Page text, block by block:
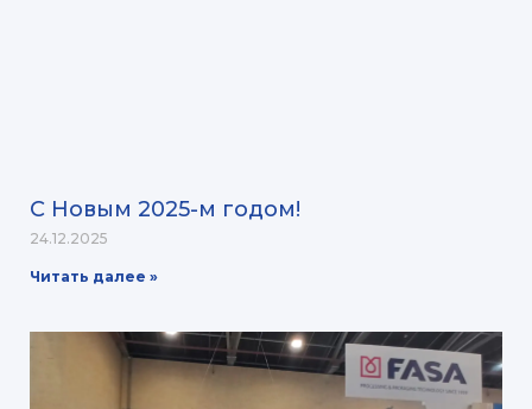
С Новым 2025-м годом!
24.12.2025
Читать далее »